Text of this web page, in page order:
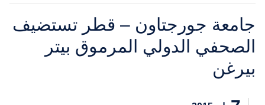
الرئيسي
جامعة جورجتاون – قطر تستضيف
الصحفي الدولي المرموق بيتر
بيرغن